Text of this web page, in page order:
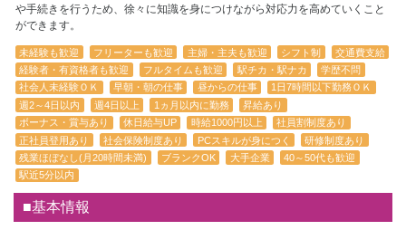
や手続きを行うため、徐々に知識を身につけながら対応力を高めていくこと
ができます。
未経験も歓迎 フリーターも歓迎 主婦・主夫も歓迎 シフト制
交通費支給
経験者・有資格者も歓迎
フルタイムも歓迎 駅チカ・駅ナカ
学歴不問
社会人未経験ＯＫ
早朝・朝の仕事 昼からの仕事
1日7時間以下勤務ＯＫ
週2～4日以内
週4日以上 1ヵ月以内に勤務
昇給あり
ボーナス・賞与あり
休日給与UP 時給1000円以上
社員割制度あり
正社員登用あり
社会保険制度あり PCスキルが身につく
研修制度あり
残業ほぼなし(月20時間未満)
ブランクOK 大手企業
40～50代も歓迎
駅近5分以内
■基本情報